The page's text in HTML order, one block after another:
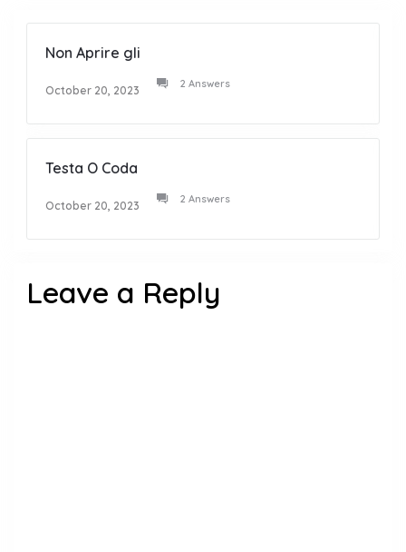
Non Aprire gli
October 20, 2023 2 Answers
Testa O Coda
October 20, 2023 2 Answers
Leave a Reply